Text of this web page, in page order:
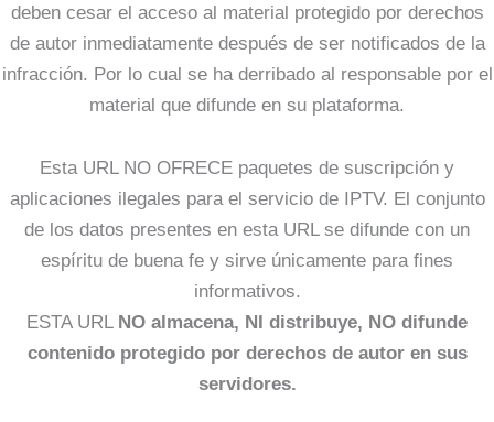
deben cesar el acceso al material protegido por derechos
de autor inmediatamente después de ser notificados de la
infracción. Por lo cual se ha derribado al responsable por el
material que difunde en su plataforma.
Esta URL NO OFRECE paquetes de suscripción y
aplicaciones ilegales para el servicio de IPTV. El conjunto
de los datos presentes en esta URL se difunde con un
espíritu de buena fe y sirve únicamente para fines
informativos.
ESTA URL NO almacena, NI distribuye, NO difunde
contenido protegido por derechos de autor en sus
servidores.